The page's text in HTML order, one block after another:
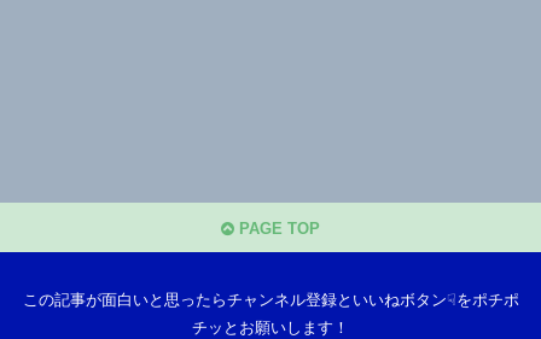
PAGE TOP
この記事が面白いと思ったらチャンネル登録といいねボタン☟をポチポ
チッとお願いします！